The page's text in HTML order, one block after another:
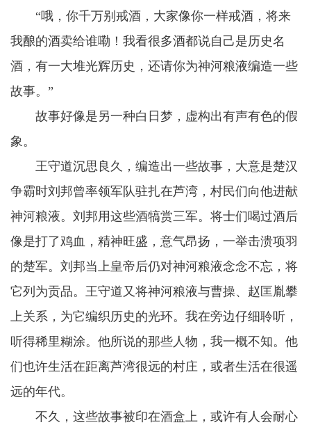
“哦，你千万别戒酒，大家像你一样戒酒，将来
我酿的酒卖给谁嘞！我看很多酒都说自己是历史名
酒，有一大堆光辉历史，还请你为神河粮液编造一些
故事。”
故事好像是另一种白日梦，虚构出有声有色的假
象。
王守道沉思良久，编造出一些故事，大意是楚汉
争霸时刘邦曾率领军队驻扎在芦湾，村民们向他进献
神河粮液。刘邦用这些酒犒赏三军。将士们喝过酒后
像是打了鸡血，精神旺盛，意气昂扬，一举击溃项羽
的楚军。刘邦当上皇帝后仍对神河粮液念念不忘，将
它列为贡品。王守道又将神河粮液与曹操、赵匡胤攀
上关系，为它编织历史的光环。我在旁边仔细聆听，
听得稀里糊涂。他所说的那些人物，我一概不知。他
们也许生活在距离芦湾很远的村庄，或者生活在很遥
远的年代。
不久，这些故事被印在酒盒上，或许有人会耐心